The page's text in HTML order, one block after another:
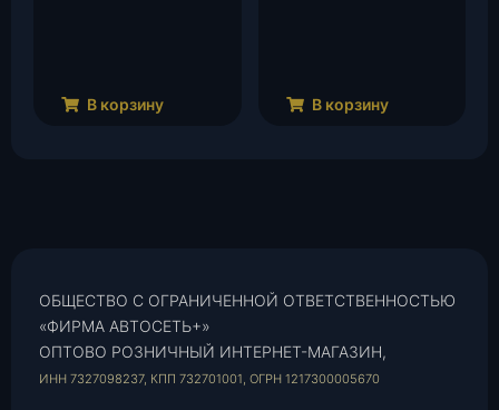
В корзину В корзину
ОБЩЕСТВО С ОГРАНИЧЕННОЙ ОТВЕТСТВЕННОСТЬЮ
«ФИРМА АВТОСЕТЬ+»
ОПТОВО РОЗНИЧНЫЙ ИНТЕРНЕТ-МАГАЗИН,
ИНН 7327098237, КПП 732701001, ОГРН 1217300005670